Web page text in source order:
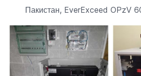
Пакистан, EverExceed OPzV